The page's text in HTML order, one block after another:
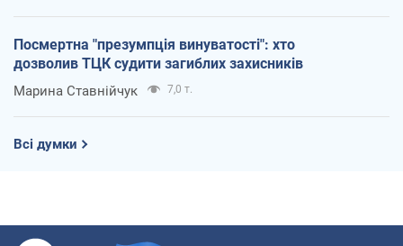
Посмертна "презумпція винуватості": хто
дозволив ТЦК судити загиблих захисників
Марина Ставнійчук 7,0 т.
Всі думки